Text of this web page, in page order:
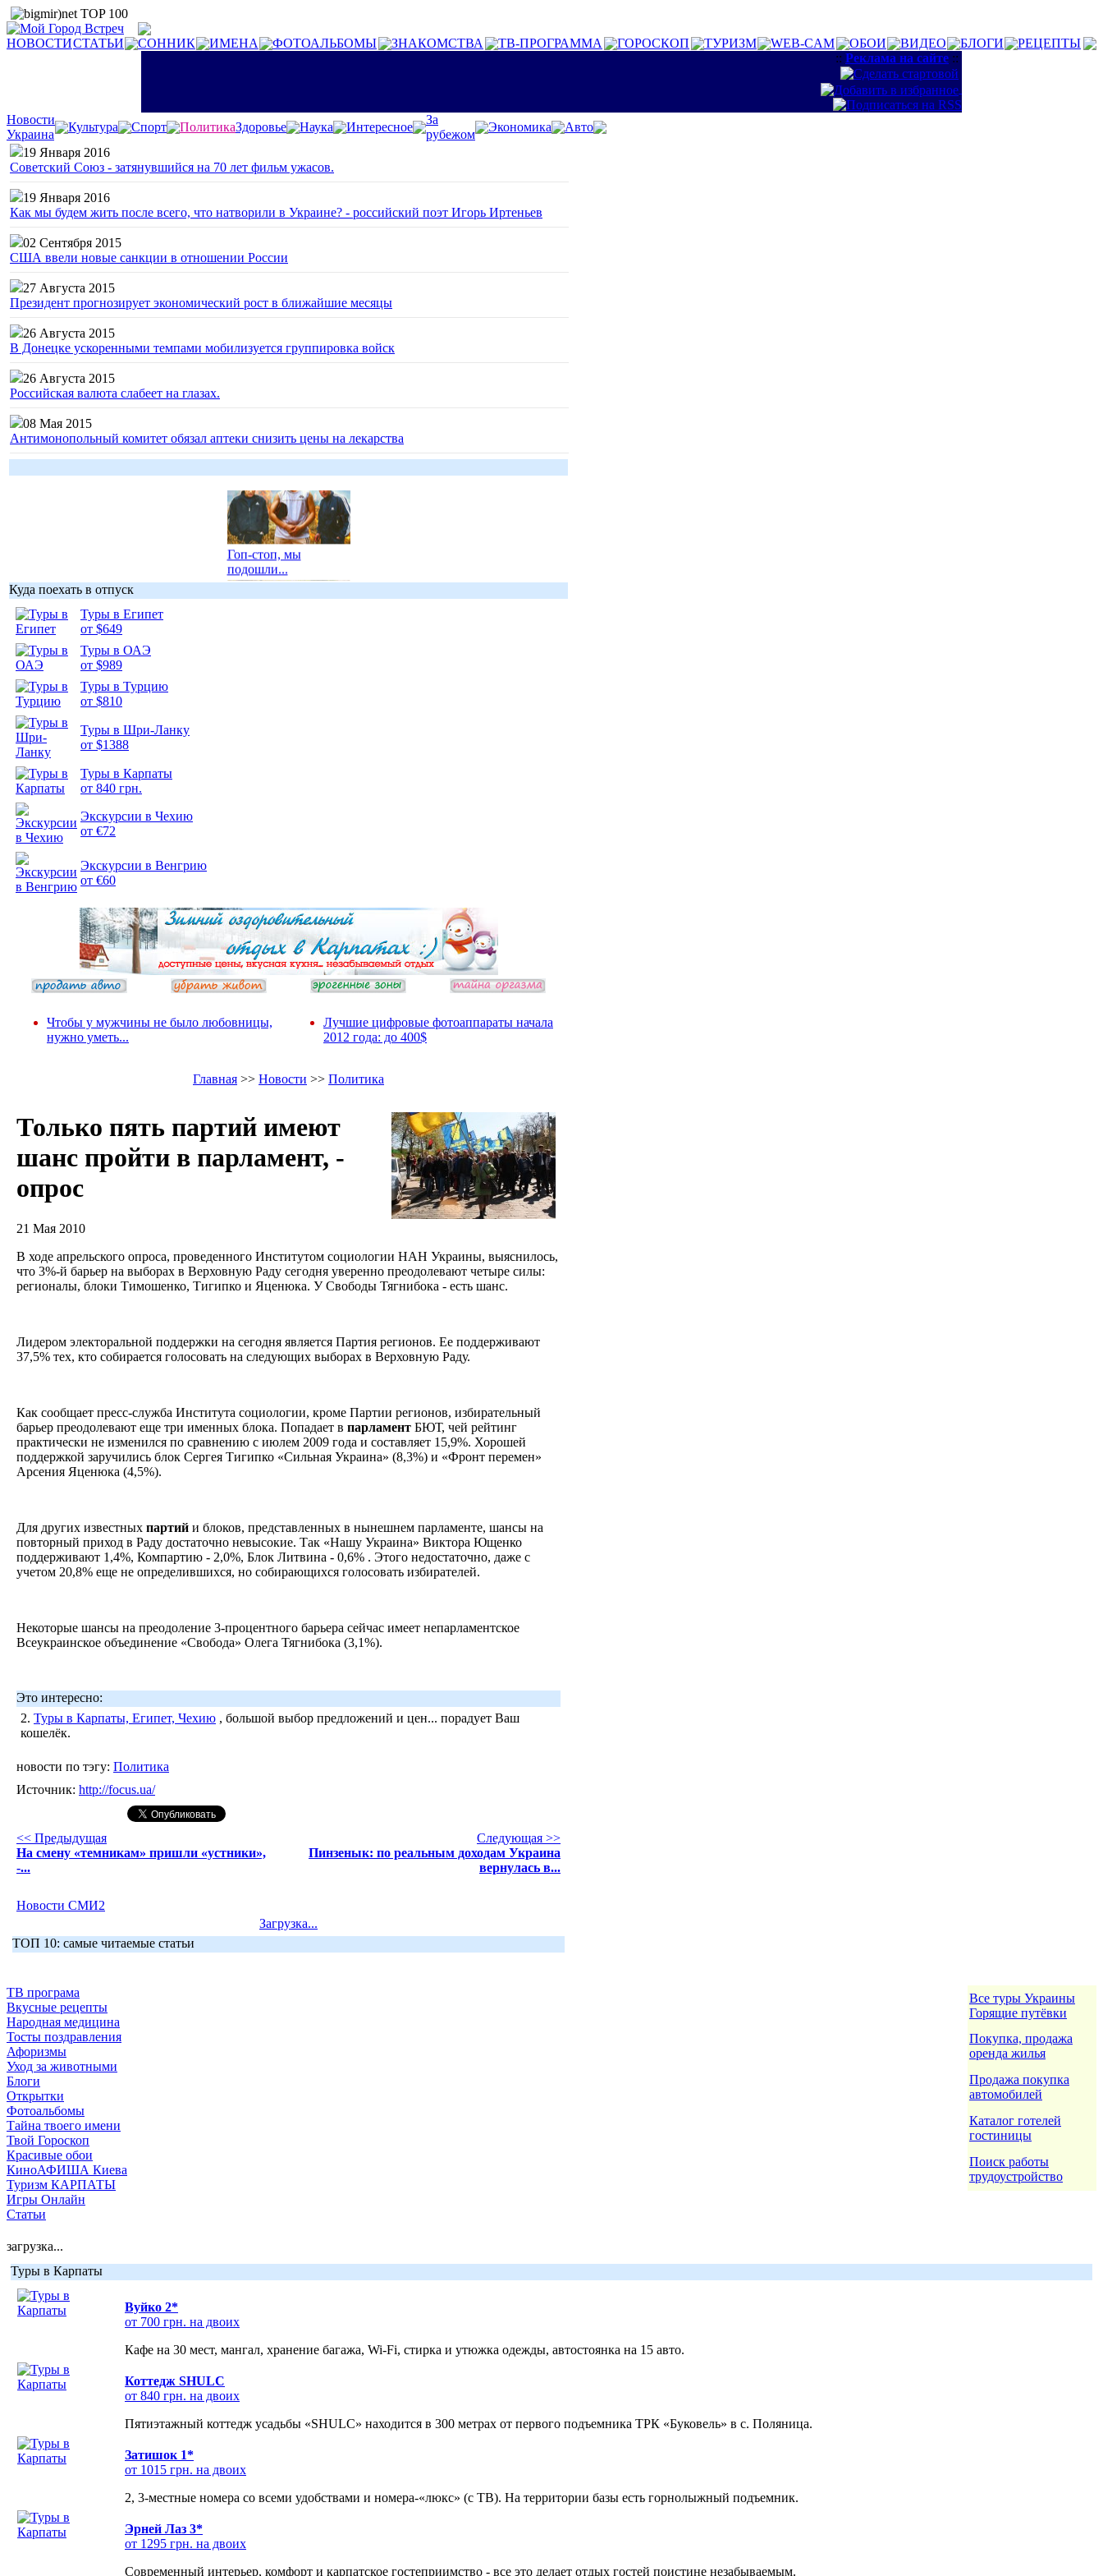
НОВОСТИСТАТЬИ СОННИК ИМЕНА ФОТОАЛЬБОМЫ ЗНАКОМСТВА ТВ-ПРОГРАММА ГОРОСКОП ТУРИЗМ WEB-CAM ОБОИ ВИДЕО БЛОГИ
РЕЦЕПТЫ
:: Реклама на сайте ::
Новости
Украина
Культура Спорт ПолитикаЗдоровье Наука Интересное
За
рубежом
Экономика
Авто
19 Января 2016
Советский Союз - затянувшийся на 70 лет фильм ужасов.
19 Января 2016
Как мы будем жить после всего, что натворили в Украине? - российский поэт Игорь Иртеньев
02 Сентября 2015
США ввели новые санкции в отношении России
27 Августа 2015
Президент прогнозирует экономический рост в ближайшие месяцы
26 Августа 2015
В Донецке ускоренными темпами мобилизуется группировка войск
26 Августа 2015
Российская валюта слабеет на глазах.
08 Мая 2015
Антимонопольный комитет обязал аптеки снизить цены на лекарства
Гоп-стоп, мы
подошли...
Куда поехать в отпуск
Туры в Египет
от $649
Туры в ОАЭ
от $989
Туры в Турцию
от $810
Туры в Шри-Ланку
от $1388
Туры в Карпаты
от 840 грн.
Экскурсии в Чехию
от €72
Экскурсии в Венгрию
от €60
Чтобы у мужчины не было любовницы,
нужно уметь...
Лучшие цифровые фотоаппараты начала
2012 года: до 400$
Главная >> Новости >> Политика
Только пять партий имеют
шанс пройти в парламент, -
опрос
21 Мая 2010
В ходе апрельского опроса, проведенного Институтом социологии НАН Украины, выяснилось,
что 3%-й барьер на выборах в Верховную Раду сегодня уверенно преодолевают четыре силы:
регионалы, блоки Тимошенко, Тигипко и Яценюка. У Свободы Тягнибока - есть шанс.
Лидером электоральной поддержки на сегодня является Партия регионов. Ее поддерживают
37,5% тех, кто собирается голосовать на следующих выборах в Верховную Раду.
Как сообщает пресс-служба Института социологии, кроме Партии регионов, избирательный
барьер преодолевают еще три именных блока. Попадает в парламент БЮТ, чей рейтинг
практически не изменился по сравнению с июлем 2009 года и составляет 15,9%. Хорошей
поддержкой заручились блок Сергея Тигипко «Сильная Украина» (8,3%) и «Фронт перемен»
Арсения Яценюка (4,5%).
Для других известных партий и блоков, представленных в нынешнем парламенте, шансы на
повторный приход в Раду достаточно невысокие. Так «Нашу Украина» Виктора Ющенко
поддерживают 1,4%, Компартию - 2,0%, Блок Литвина - 0,6% . Этого недостаточно, даже с
учетом 20,8% еще не определившихся, но собирающихся голосовать избирателей.
Некоторые шансы на преодоление 3-процентного барьера сейчас имеет непарламентское
Всеукраинское объединение «Свобода» Олега Тягнибока (3,1%).
Это интересно:
2. Туры в Карпаты, Египет, Чехию , большой выбор предложений и цен... порадует Ваш
кошелёк.
новости по тэгу: Политика
Источник: http://focus.ua/
<< Предыдущая
На смену «темникам» пришли «устники»,
-...
Следующая >>
Пинзенык: по реальным доходам Украина
вернулась в...
Новости СМИ2
Загрузка...
ТОП 10: самые читаемые статьи
ТВ програма
Вкусные рецепты
Народная медицина
Тосты поздравления
Афоризмы
Уход за животными
Блоги
Открытки
Фотоальбомы
Тайна твоего имени
Твой Гороскоп
Красивые обои
КиноАФИША Киева
Туризм КАРПАТЫ
Игры Онлайн
Статьи
Все туры Украины
Горящие путёвки
Покупка, продажа
оренда жилья
Продажа покупка
автомобилей
Каталог готелей
гостиницы
Поиск работы
трудоустройство
загрузка...
Туры в Карпаты
Вуйко 2*
от 700 грн. на двоих
Кафе на 30 мест, мангал, хранение багажа, Wi-Fi, стирка и утюжка одежды, автостоянка на 15 авто.
Коттедж SHULC
от 840 грн. на двоих
Пятиэтажный коттедж усадьбы «SHULC» находится в 300 метрах от первого подъемника ТРК «Буковель» в с. Поляница.
Затишок 1*
от 1015 грн. на двоих
2, 3-местные номера со всеми удобствами и номера-«люкс» (с ТВ). На территории базы есть горнолыжный подъемник.
Эрней Лаз 3*
от 1295 грн. на двоих
Современный интерьер, комфорт и карпатское гостеприимство - все это делает отдых гостей поистине незабываемым.